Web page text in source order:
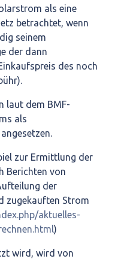
als eine
betrachtet, wenn
seinem
der dann
des noch
laut dem BMF-
als
zur Ermittlung der
Berichten von
der
zugekauften Strom
aktuelles-
)
wird, wird von